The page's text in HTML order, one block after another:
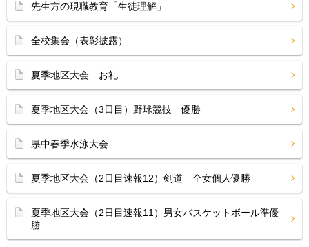
先生方の現職教育「生徒理解」
全校集会（表彰披露）
夏季地区大会 お礼
夏季地区大会（3日目）野球競技 優勝
県中春季水泳大会
夏季地区大会（2日目速報12）剣道 全女個人優勝
夏季地区大会（2日目速報11）男女バスケットボール準優
勝